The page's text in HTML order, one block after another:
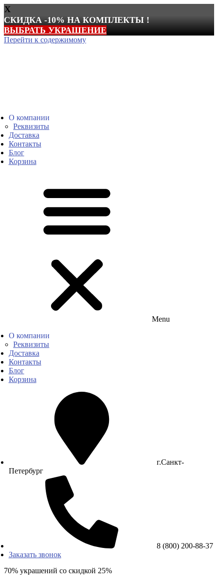
X
СКИДКА -10% НА КОМПЛЕКТЫ !
ВЫБРАТЬ УКРАШЕНИЕ
Перейти к содержимому
О компании
Реквизиты
Доставка
Контакты
Блог
Корзина
Menu
О компании
Реквизиты
Доставка
Контакты
Блог
Корзина
г.Санкт-
Петербург
8 (800) 200-88-37
Заказать звонок
70% украшений со скидкой 25%